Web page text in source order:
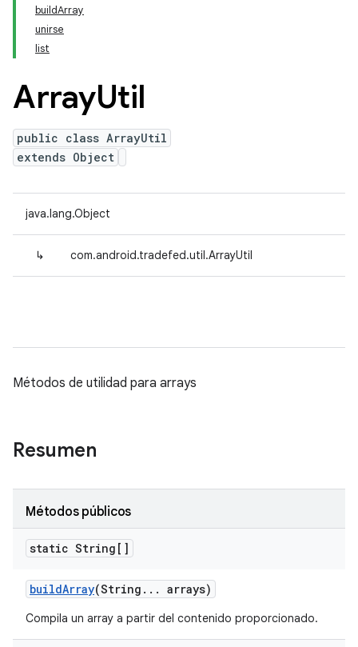
buildArray
unirse
list
ArrayUtil
public class ArrayUtil
extends Object
java.lang.Object
↳ com.android.tradefed.util.ArrayUtil
Métodos de utilidad para arrays
Resumen
Métodos públicos
static String[]
buildArray(String . . . arrays)
Compila un array a partir del contenido proporcionado.